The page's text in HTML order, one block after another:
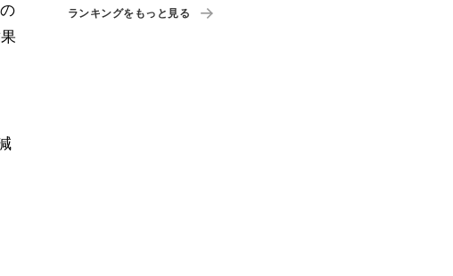
ランキングをもっと見る